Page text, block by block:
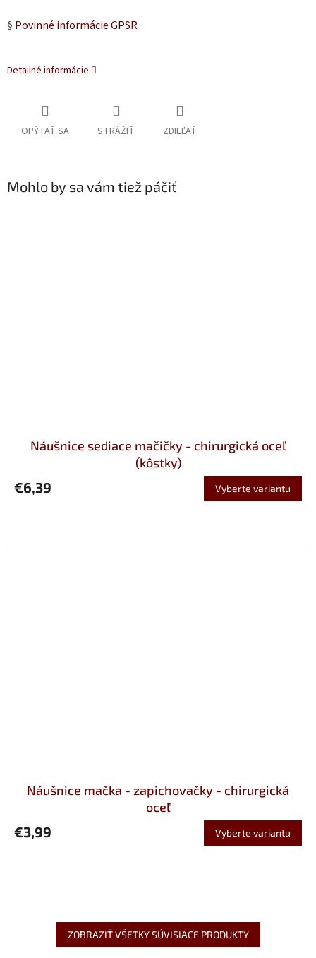
§ Povinné informácie GPSR
Detailné informácie
OPÝTAŤ SA STRÁŽIŤ ZDIEĽAŤ
Mohlo by sa vám tiež páčiť
Náušnice sediace mačičky - chirurgická oceľ
(kôstky)
€6,39 Vyberte variantu
Náušnice mačka - zapichovačky - chirurgická
oceľ
€3,99 Vyberte variantu
ZOBRAZIŤ VŠETKY SÚVISIACE PRODUKTY